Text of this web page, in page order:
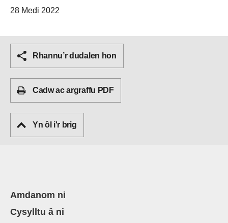
28 Medi 2022
Rhannu’r dudalen hon
Cadw ac argraffu PDF
Yn ôl i'r brig
Amdanom ni
Cysylltu â ni